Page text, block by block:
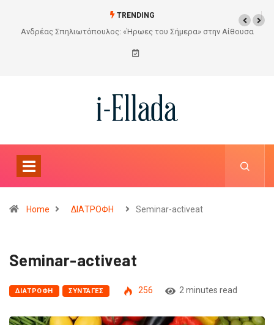
TRENDING
Από το Σχέδιο στην Πραγματικότητα
Home ΔΙΑΤΡΟΦΗ Seminar-activeat
Seminar-activeat
ΔΙΑΤΡΟΦΗ ΣΥΝΤΑΓΕΣ 256 2 minutes read